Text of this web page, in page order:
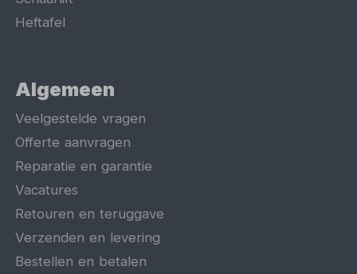
Heftafel
Algemeen
Veelgestelde vragen
Offerte aanvragen
Reparatie en garantie
Vacatures
Retouren en teruggave
Verzenden en levering
Bestellen en betalen